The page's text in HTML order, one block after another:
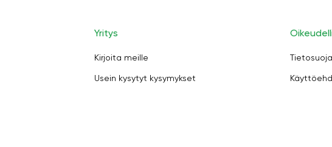
Yritys
Kirjoita meille
Usein kysytyt kysymykset